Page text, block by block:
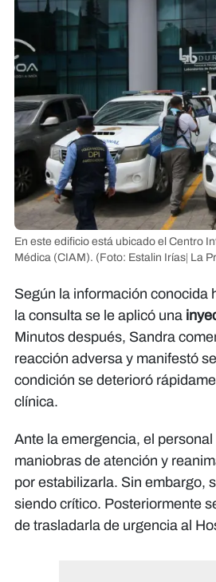
En este edificio está ubicado el Centro
Médica (CIAM). (Foto: Estalin Irías| La
Según la información conocida
la consulta se le aplicó una
Minutos después, Sandra
reacción adversa y manifestó
condición se deterioró
clínica.
Ante la emergencia, el
maniobras de atención y
por estabilizarla. Sin embargo,
siendo crítico. Posteriormente
de trasladarla de urgencia al